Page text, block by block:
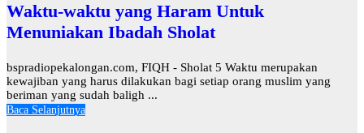
Waktu-waktu yang Haram Untuk
Menuniakan Ibadah Sholat
bspradiopekalongan.com, FIQH - Sholat 5 Waktu merupakan
kewajiban yang harus dilakukan bagi setiap orang muslim yang
beriman yang sudah baligh ...
Baca Selanjutnya